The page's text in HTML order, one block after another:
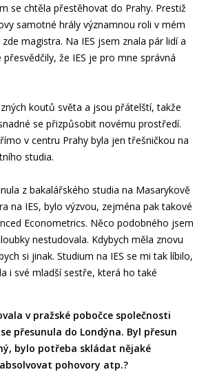
se chtěla přestěhovat do Prahy. Prestiž
samotné hrály významnou roli v mém
magistra. Na IES jsem znala pár lidí a
že IES je pro mne správná
koutů světa a jsou přátelští, takže
se přizpůsobit novému prostředí.
v centru Prahy byla jen třešničkou na
studia.
z bakalářského studia na Masarykově
na IES, bylo výzvou, zejména pak takové
Econometrics. Něco podobného jsem
nestudovala. Kdybych měla znovu
si jinak. Studium na IES se mi tak líbilo,
i své mladší sestře, která ho také
v pražské pobočce společnosti
přesunula do Londýna. Byl přesun
bylo potřeba skládat nějaké
pohovory atp.?